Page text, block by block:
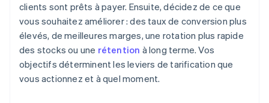
clients sont prêts à payer. Ensuite, décidez de ce que
vous souhaitez améliorer : des taux de conversion plus
élevés, de meilleures marges, une rotation plus rapide
des stocks ou une rétention à long terme. Vos
objectifs déterminent les leviers de tarification que
vous actionnez et à quel moment.